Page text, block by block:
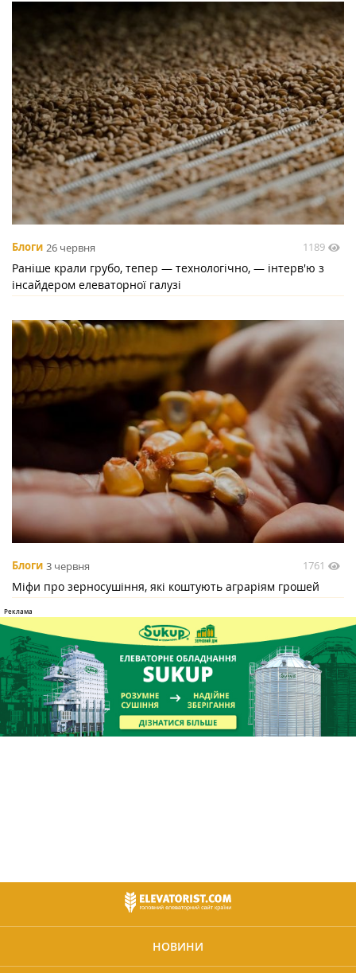
Блоги 26 червня 1189
Раніше крали грубо, тепер — технологічно, — інтерв'ю з
інсайдером елеваторної галузі
Блоги 3 червня 1761
Міфи про зерносушіння, які коштують аграріям грошей
НОВИНИ